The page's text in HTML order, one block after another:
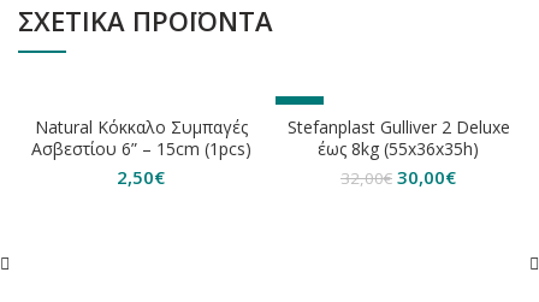
ΣΧΕΤΙΚΆ ΠΡΟΪΌΝΤΑ
Natural Κόκκαλο Συμπαγές
Ασβεστίου 6” – 15cm (1pcs)
2,50€
-6%
Stefanplast Gulliver 2 Deluxe
έως 8kg (55x36x35h)
32,00€ Original
30,00€Η